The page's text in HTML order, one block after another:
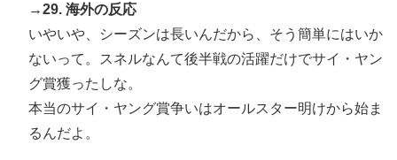
→29. 海外の反応
いやいや、シーズンは長いんだから、そう簡単にはいか
ないって。スネルなんて後半戦の活躍だけでサイ・ヤン
グ賞獲ったしな。
本当のサイ・ヤング賞争いはオールスター明けから始ま
るんだよ。